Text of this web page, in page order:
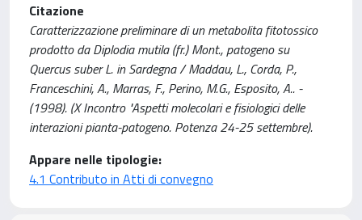
Citazione
Caratterizzazione preliminare di un metabolita fitotossico
prodotto da Diplodia mutila (fr.) Mont., patogeno su
Quercus suber L. in Sardegna / Maddau, L., Corda, P.,
Franceschini, A., Marras, F., Perino, M.G., Esposito, A.. -
(1998). (X Incontro "Aspetti molecolari e fisiologici delle
interazioni pianta-patogeno. Potenza 24-25 settembre).
Appare nelle tipologie:
4.1 Contributo in Atti di convegno